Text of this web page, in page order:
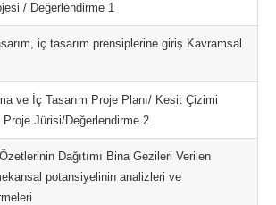
/ Değerlendirme 1
iç tasarım prensiplerine giriş Kavramsal
ve İç Tasarım Proje Planı/ Kesit Çizimi
Proje Jürisi/Değerlendirme 2
Dağıtımı Bina Gezileri Verilen
potansiyelinin analizleri ve